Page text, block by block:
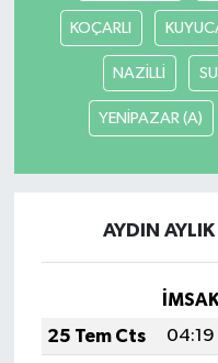
KOÇARLI
NAZİLLİ
YENİPAZAR (A)
AYDIN
25 Tem Cts
04:19